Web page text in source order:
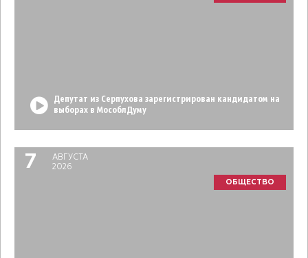
Депутат из Серпухова зарегистрирован кандидатом на
выборах в МособлДуму
7
АВГУСТА
2026
ОБЩЕСТВО